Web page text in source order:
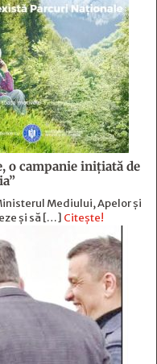
o campanie inițiată de
Mediului, Apelor și
și să […] Citește!